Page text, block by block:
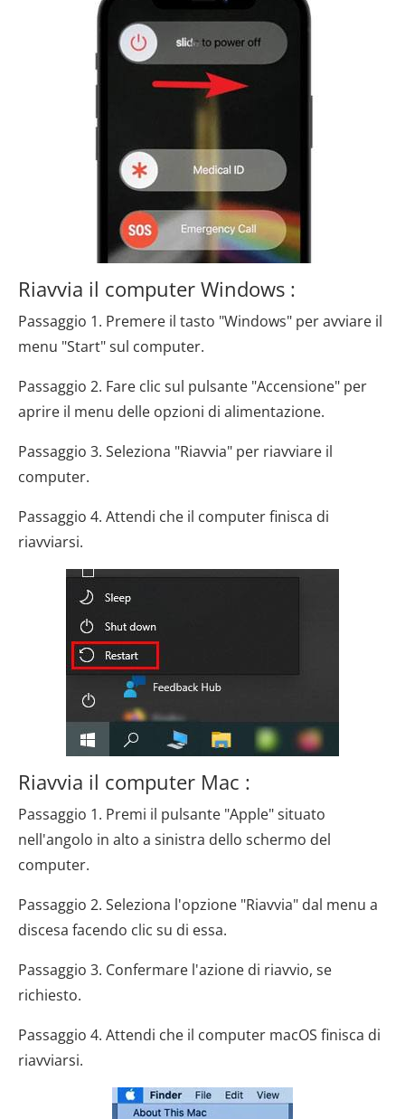
Riavvia il computer Windows :
Passaggio 1. Premere il tasto "Windows" per avviare il
menu "Start" sul computer.
Passaggio 2. Fare clic sul pulsante "Accensione" per
aprire il menu delle opzioni di alimentazione.
Passaggio 3. Seleziona "Riavvia" per riavviare il
computer.
Passaggio 4. Attendi che il computer finisca di
riavviarsi.
Riavvia il computer Mac :
Passaggio 1. Premi il pulsante "Apple" situato
nell'angolo in alto a sinistra dello schermo del
computer.
Passaggio 2. Seleziona l'opzione "Riavvia" dal menu a
discesa facendo clic su di essa.
Passaggio 3. Confermare l'azione di riavvio, se
richiesto.
Passaggio 4. Attendi che il computer macOS finisca di
riavviarsi.